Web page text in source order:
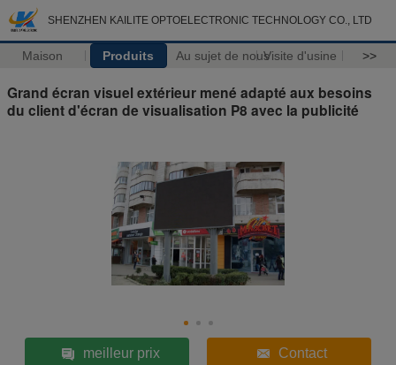
SHENZHEN KAILITE OPTOELECTRONIC TECHNOLOGY CO., LTD
Maison Produits Au sujet de nousVisite d'usine >>
Grand écran visuel extérieur mené adapté aux besoins
du client d'écran de visualisation P8 avec la publicité
meilleur prix Contact